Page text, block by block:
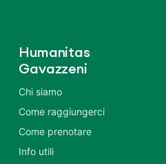
Humanitas
Gavazzeni
Chi siamo
Come raggiungerci
Come prenotare
Info utili